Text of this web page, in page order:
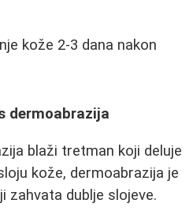
kože 2-3 dana nakon
dermoabrazija
blaži tretman koji deluje
kože, dermoabrazija je
zahvata dublje slojeve.